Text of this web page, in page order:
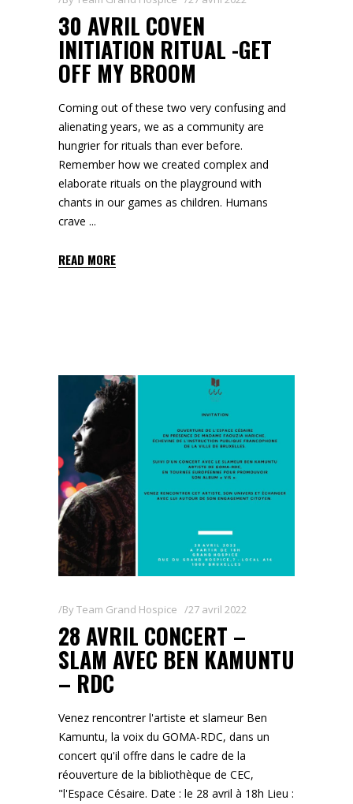
30 AVRIL COVEN
INITIATION RITUAL -GET
OFF MY BROOM
Coming out of these two very confusing and
alienating years, we as a community are
hungrier for rituals than ever before.
Remember how we created complex and
elaborate rituals on the playground with
chants in our games as children. Humans
crave
READ MORE
ByTeam Grand Hospice 27 avril 2022
28 AVRIL CONCERT –
SLAM AVEC BEN KAMUNTU
– RDC
Venez rencontrer l'artiste et slameur Ben
Kamuntu, la voix du GOMA-RDC, dans un
concert qu'il offre dans le cadre de la
réouverture de la bibliothèque de CEC,
"l'Espace Césaire. Date : le 28 avril à 18h Lieu :